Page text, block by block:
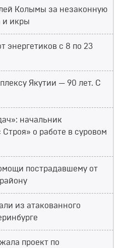
Колымы за незаконную
и икры
энергетиков с 8 по 23
Якутии — 90 лет. С
начальник
о работе в суровом
пострадавшему от
из атакованного
проект по